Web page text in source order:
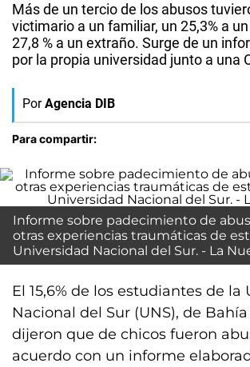
Más de un tercio de los abusos
victimario a un familiar, un 25,3% a
27,8 % a un extraño. Surge de un
por la propia universidad junto a una
Por Agencia DIB
Para compartir:
Informe sobre padecimiento de
otras experiencias traumáticas de
Universidad Nacional del Sur. - La
El 15,6% de los estudiantes de la
Nacional del Sur (UNS), de
dijeron que de chicos fueron
acuerdo con un informe